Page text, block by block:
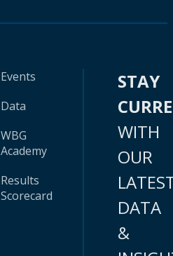
Events
Data
WBG
Academy
Results
Scorecard
STAY
WITH
OUR
DATA
&